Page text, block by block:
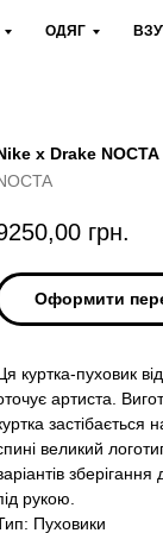
ОДЯГ
x Drake
грн.
Оформити
куртка-пуховик
артиста.
застібається
великий
рукою.
Пуховики